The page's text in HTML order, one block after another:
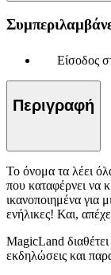
Είσοδος
Περιγραφή
Το όνομα τα λέει
που καταφέρνει να
ικανοποιημένα για
ενήλικες! Και,
MagicLand
εκδηλώσεις και